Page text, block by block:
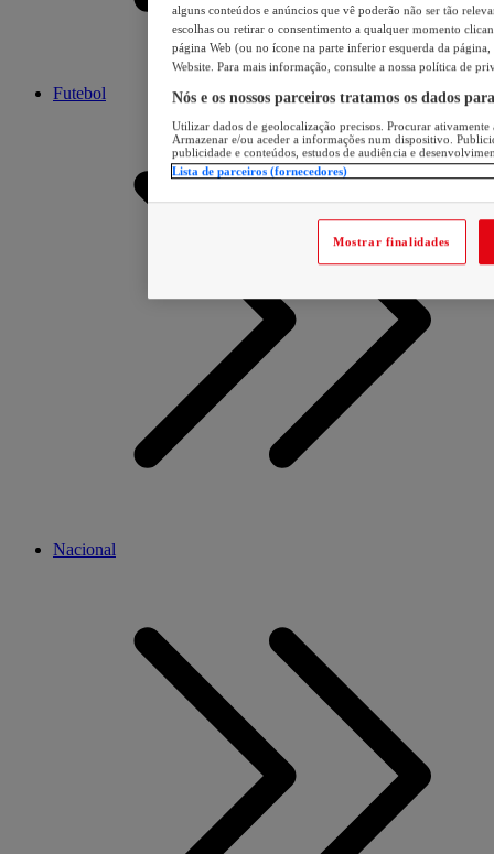
Futebol
Nacional
alguns conteúdos e anúncios que vê poderão não ser tão
escolhas ou retirar o consentimento a qualquer momento
página Web (ou no ícone na parte inferior esquerda da página,
Website. Para mais informação, consulte a nossa política de
Nós e os nossos parceiros tratamos os dados
Utilizar dados de geolocalização precisos. Procurar
Armazenar e/ou aceder a informações num dispositivo.
publicidade e conteúdos, estudos de audiência e
Lista de parceiros (fornecedores)
Mostrar finalidades